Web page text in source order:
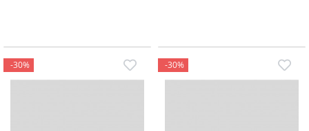
-30% -30%